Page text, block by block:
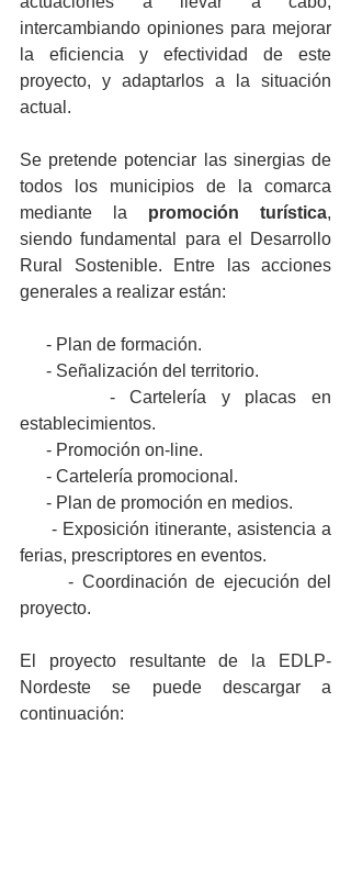
intercambiando opiniones para mejorar
la eficiencia y efectividad de este
proyecto, y adaptarlos a la situación
actual.
Se pretende potenciar las sinergias de
todos los municipios de la comarca
mediante la promoción turística,
siendo fundamental para el Desarrollo
Rural Sostenible. Entre las acciones
generales a realizar están:
      - Plan de formación.
      - Señalización del territorio.
establecimientos.
      - Promoción on-line.
      - Cartelería promocional.
      - Plan de promoción en medios.
      - Exposición itinerante, asistencia a
ferias, prescriptores en eventos.
      - Coordinación de ejecución del
proyecto.
El proyecto resultante de la EDLP-
Nordeste se puede descargar a
continuación: